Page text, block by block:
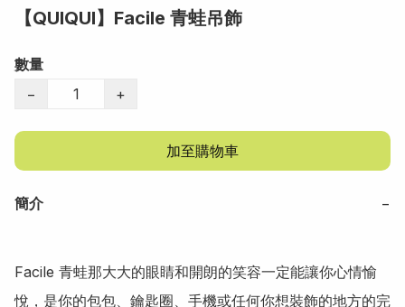
【QUIQUI】Facile 青蛙吊飾
數量
−
+
加至購物車
簡介 −
Facile 青蛙那大大的眼睛和開朗的笑容一定能讓你心情愉
悅，是你的包包、鑰匙圈、手機或任何你想裝飾的地方的完